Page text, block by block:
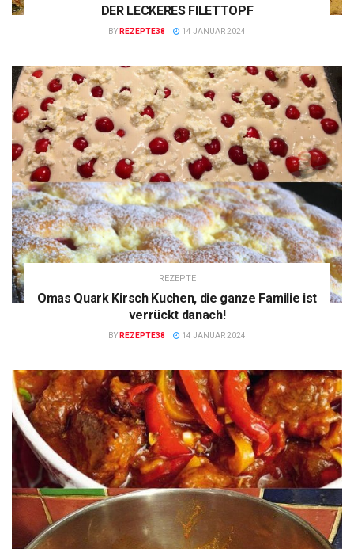
DER LECKERES FILETTOPF
BY REZEPTE38 14 JANUAR 2024
REZEPTE
Omas Quark Kirsch Kuchen, die ganze Familie ist
verrückt danach!
BY REZEPTE38 14 JANUAR 2024